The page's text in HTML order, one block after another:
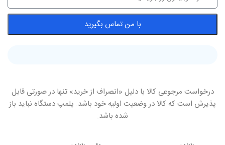
با من تماس بگیرید
درخواست مرجوعی کالا با دلیل «انصراف از خرید» تنها در صورتی قابل
پذیرش است که کالا در وضعیت اولیه خود باشد. پلمپ دستگاه نباید باز
شده باشد.